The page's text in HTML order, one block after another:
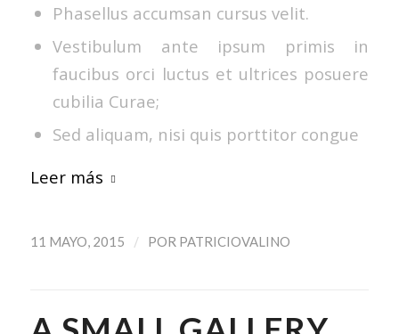
Phasellus accumsan cursus velit.
Vestibulum ante ipsum primis in
faucibus orci luctus et ultrices posuere
cubilia Curae;
Sed aliquam, nisi quis porttitor congue
Leer más
11 MAYO, 2015 / POR PATRICIOVALINO